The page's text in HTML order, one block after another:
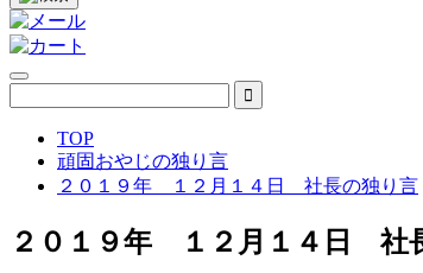
TOP
頑固おやじの独り言
２０１９年 １２月１４日 社長の独り言
２０１９年 １２月１４日 社